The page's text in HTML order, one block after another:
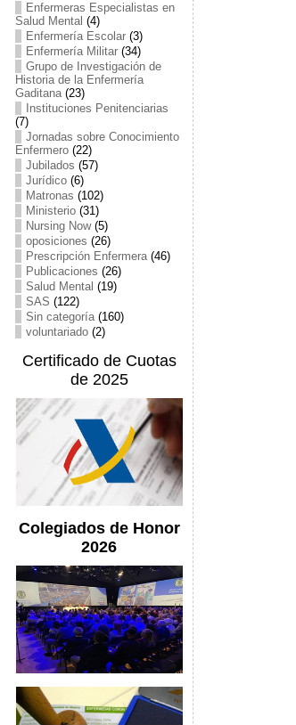
Enfermeras Especialistas en
Salud Mental (4)
Enfermería Escolar(3)
Enfermería Militar(34)
Grupo de Investigación de
Historia de la Enfermería
Gaditana(23)
Instituciones Penitenciarias
(7)
Jornadas sobre Conocimiento
Enfermero(22)
Jubilados (57)
Jurídico(6)
Matronas (102)
Ministerio(31)
Nursing Now(5)
oposiciones (26)
Prescripción Enfermera(46)
Publicaciones (26)
Salud Mental (19)
SAS (122)
Sin categoría(160)
voluntariado(2)
Certificado de Cuotas
de 2025
Colegiados de Honor
2026